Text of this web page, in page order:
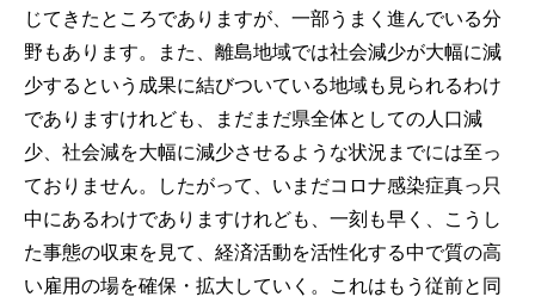
じてきたところでありますが、一部うまく進んでいる分
野もあります。また、離島地域では社会減少が大幅に減
少するという成果に結びついている地域も見られるわけ
でありますけれども、まだまだ県全体としての人口減
少、社会減を大幅に減少させるような状況までには至っ
ておりません。したがって、いまだコロナ感染症真っ只
中にあるわけでありますけれども、一刻も早く、こうし
た事態の収束を見て、経済活動を活性化する中で質の高
い雇用の場を確保・拡大していく。これはもう従前と同